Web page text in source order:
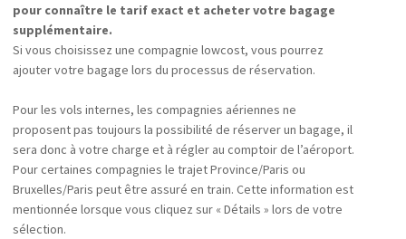
pour connaître le tarif exact et acheter votre bagage
supplémentaire.
Si vous choisissez une compagnie lowcost, vous pourrez
ajouter votre bagage lors du processus de réservation.
Pour les vols internes, les compagnies aériennes ne
proposent pas toujours la possibilité de réserver un bagage, il
sera donc à votre charge et à régler au comptoir de l’aéroport.
Pour certaines compagnies le trajet Province/Paris ou
Bruxelles/Paris peut être assuré en train. Cette information est
mentionnée lorsque vous cliquez sur « Détails » lors de votre
sélection.